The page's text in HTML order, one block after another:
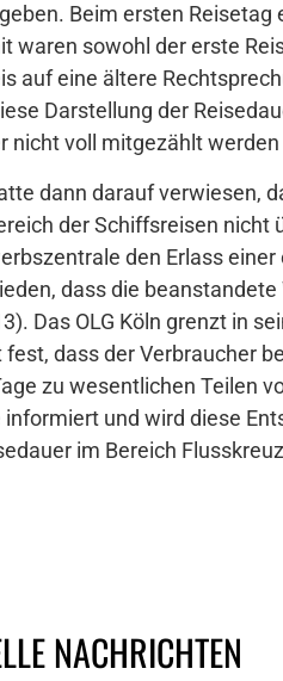
Beim ersten
sowohl der erste
auf eine ältere
Darstellung der
nicht voll mitgezählt
dann darauf verwiesen,
der Schiffsreisen
den Erlass
dass die
Das OLG Köln grenzt in
dass der Verbraucher
zu wesentlichen Teilen
und wird diese
im Bereich
NACHRICHTEN